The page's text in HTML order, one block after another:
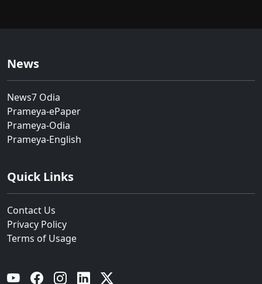
News
News7 Odia
Prameya-ePaper
Prameya-Odia
Prameya-English
Quick Links
Contact Us
Privacy Policy
Terms of Usage
YouTube Facebook Instagram Linkedin